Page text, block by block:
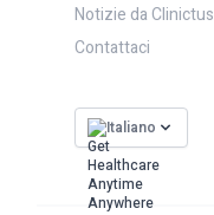
Notizie da Clinictus
Contattaci
Italiano